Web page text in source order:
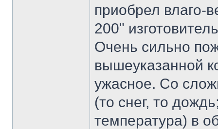
приобрел влаго-
200"
Очень сильно
вышеуказанной
ужасное. Со
(то снег, то
температура) в